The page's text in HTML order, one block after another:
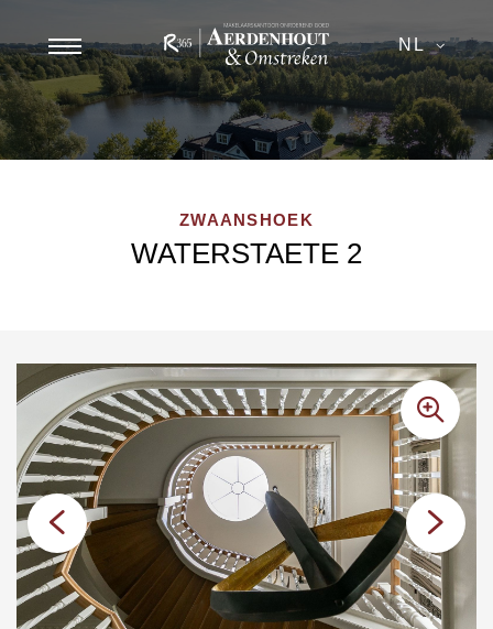
NL
ZWAANSHOEK
WATERSTAETE 2